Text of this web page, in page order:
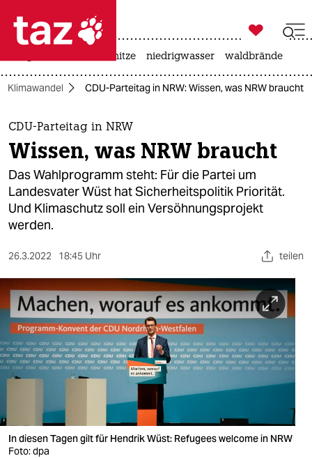
 taz zahl ich
taz zahl ich
themen
politik
öko
gesellschaft
kultur
sport
berlin
nord
wahrheit
verlag
verlag

taz zahl ich
hitze niedrigwasser waldbrände
Klimawandel CDU-Parteitag in NRW: Wissen, was NRW braucht
CDU-Parteitag in NRW
Wissen, was NRW braucht
Das Wahlprogramm steht: Für die Partei um
Landesvater Wüst hat Sicherheitspolitik Priorität.
Und Klimaschutz soll ein Versöhnungsprojekt
werden.
26.3.2022 18:45 Uhr teilen
In diesen Tagen gilt für Hendrik Wüst: Refugees welcome in NRW
Foto: dpa